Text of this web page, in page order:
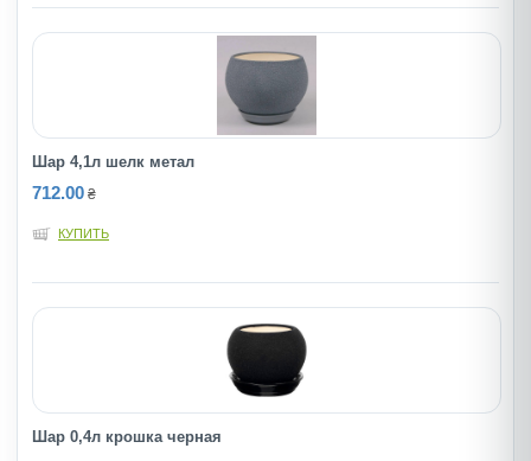
Шар 4,1л шелк метал
712.00 ₴
КУПИТЬ
Шар 0,4л крошка черная